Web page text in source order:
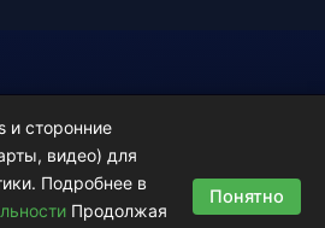
работы | Powered byТема Astra
WordPress
и сторонние
видео) для
Подробнее в
Продолжая
Понятно